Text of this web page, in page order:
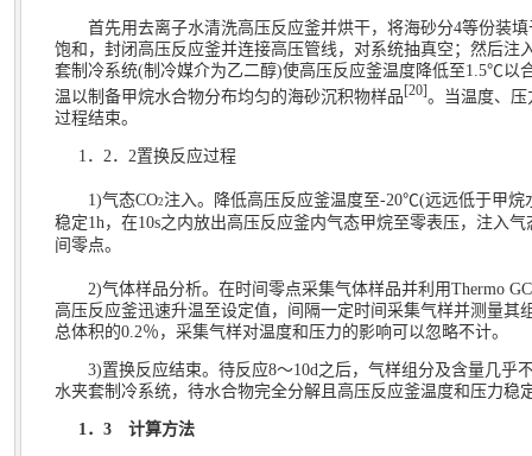
首先用去离子水清洗高压反应釜并烘干，将海砂分4等份装
饱和，封闭高压反应釜并连接高压管线，对系统抽真空；然后注
套制冷系统(制冷媒介为乙二醇)使高压反应釜温度降低至1.5℃以
温以制备甲烷水合物分布均匀的海砂沉积物样品 [20] 。当温度、压
过程结束。
1 ． 2． 2置换反应过程
1)气态CO2 注入。降低高压反应釜温度至-20℃(远远低于甲烷
稳定1h ，在10s之内放出高压反应釜内气态甲烷至零表压，注入气
间零点。
2)气体样品分析。在时间零点采集气体样品并利用Thermo
高压反应釜迅速升温至设定值，间隔一定时间采集气样并测量其
总体积的0.2％，采集气样对温度和压力的影响可以忽略不计。
3)置换反应结束。待反应8～10d之后，气样组分及含量几乎
水夹套制冷系统，待水合物完全分解且高压反应釜温度和压力稳
1 ． 3 计算方法